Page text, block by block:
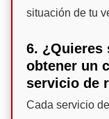
situación de tu
6. ¿Quieres
obtener un
servicio de
Cada servicio